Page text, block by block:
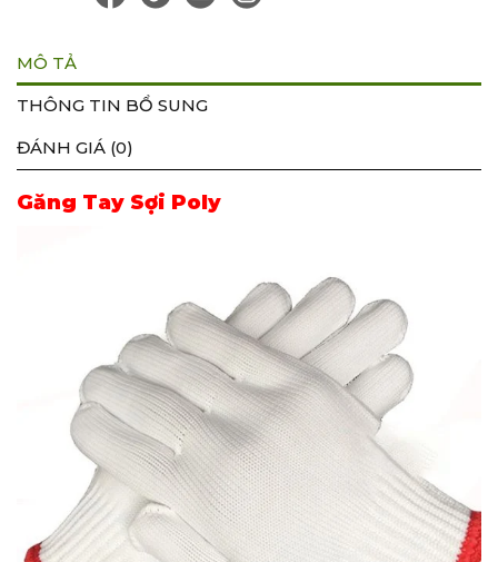
MÔ TẢ
THÔNG TIN BỔ SUNG
ĐÁNH GIÁ (0)
Găng Tay Sợi Poly